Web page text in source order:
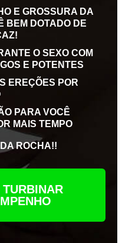
E GROSSURA DA
BEM DOTADO DE
O SEXO COM
E POTENTES
EREÇÕES POR
PARA VOCÊ
MAIS TEMPO
ROCHA!!